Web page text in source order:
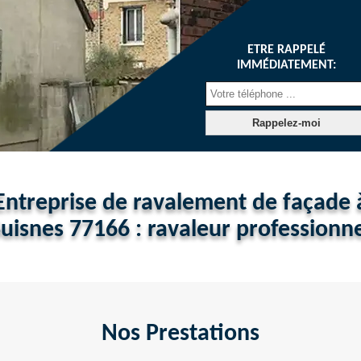
ETRE RAPPELÉ
IMMÉDIATEMENT:
de ravalement de façade
77166 : ravaleur
Nos Prestations